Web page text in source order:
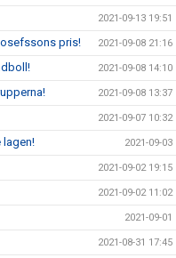
2021-09-13 19:51
pris! 2021-09-08 21:16
2021-09-08 14:10
2021-09-08 13:37
2021-09-07 10:32
lagen! 2021-09-03
2021-09-02 19:15
2021-09-02 11:02
2021-09-01
2021-08-31 17:45